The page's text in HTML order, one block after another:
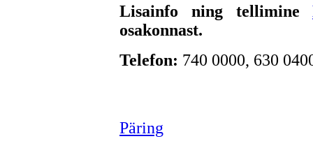
Lisainfo ning tellimine
osakonnast.
Telefon: 740 0000, 630
Päring